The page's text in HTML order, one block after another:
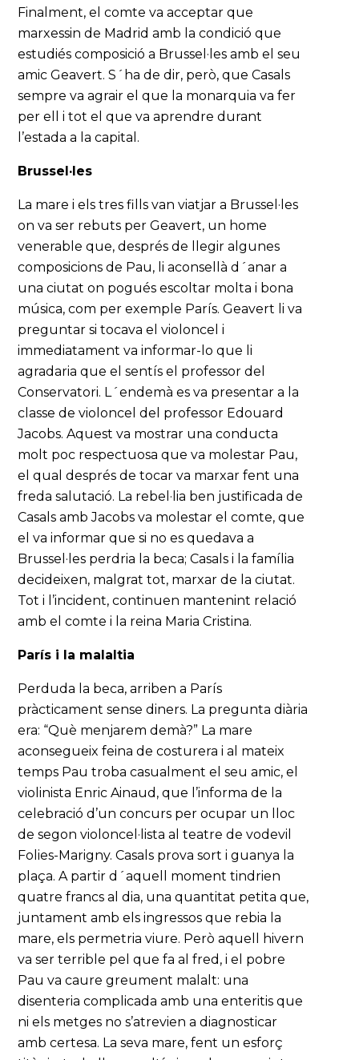
Finalment, el comte va acceptar que
marxessin de Madrid amb la condició que
estudiés composició a Brussel·les amb el seu
amic Geavert. S´ha de dir, però, que Casals
sempre va agrair el que la monarquia va fer
per ell i tot el que va aprendre durant
l’estada a la capital.
Brussel·les
La mare i els tres fills van viatjar a Brussel·les
on va ser rebuts per Geavert, un home
venerable que, després de llegir algunes
composicions de Pau, li aconsellà d´anar a
una ciutat on pogués escoltar molta i bona
música, com per exemple París. Geavert li va
preguntar si tocava el violoncel i
immediatament va informar-lo que li
agradaria que el sentís el professor del
Conservatori. L´endemà es va presentar a la
classe de violoncel del professor Edouard
Jacobs. Aquest va mostrar una conducta
molt poc respectuosa que va molestar Pau,
el qual després de tocar va marxar fent una
freda salutació. La rebel·lia ben justificada de
Casals amb Jacobs va molestar el comte, que
el va informar que si no es quedava a
Brussel·les perdria la beca; Casals i la família
decideixen, malgrat tot, marxar de la ciutat.
Tot i l’incident, continuen mantenint relació
amb el comte i la reina Maria Cristina.
París i la malaltia
Perduda la beca, arriben a París
pràcticament sense diners. La pregunta diària
era: “Què menjarem demà?” La mare
aconsegueix feina de costurera i al mateix
temps Pau troba casualment el seu amic, el
violinista Enric Ainaud, que l’informa de la
celebració d’un concurs per ocupar un lloc
de segon violoncel·lista al teatre de vodevil
Folies-Marigny. Casals prova sort i guanya la
plaça. A partir d´aquell moment tindrien
quatre francs al dia, una quantitat petita que,
juntament amb els ingressos que rebia la
mare, els permetria viure. Però aquell hivern
va ser terrible pel que fa al fred, i el pobre
Pau va caure greument malalt: una
disenteria complicada amb una enteritis que
ni els metges no s’atrevien a diagnosticar
amb certesa. La seva mare, fent un esforç